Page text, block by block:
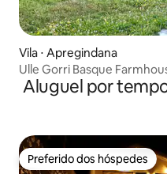
Vila ⋅ Apregindana
Ulle Gorri Basque
Aluguel por
Preferido dos hóspedes
Preferido dos hóspedes